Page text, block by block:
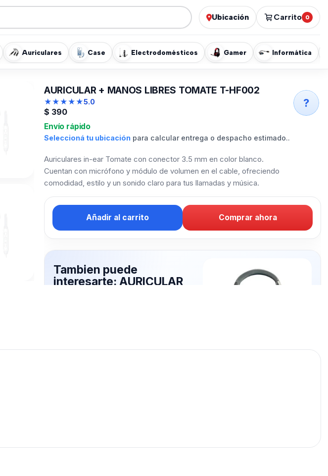
Ubicación Carrito 0
Auriculares Case Electrodomésticos Gamer Informática
AURICULAR + MANOS LIBRES TOMATE T-HF002
★★★★★5.0
$ 390
Envío rápido
Seleccioná tu ubicación para calcular entrega o despacho estimado..
Auriculares in-ear Tomate con conector 3.5 mm en color blanco.
Cuentan con micrófono y módulo de volumen en el cable, ofreciendo
comodidad, estilo y un sonido claro para tus llamadas y música.
Añadir al carrito Comprar ahora
Tambien puede
interesarte: AURICULAR
?